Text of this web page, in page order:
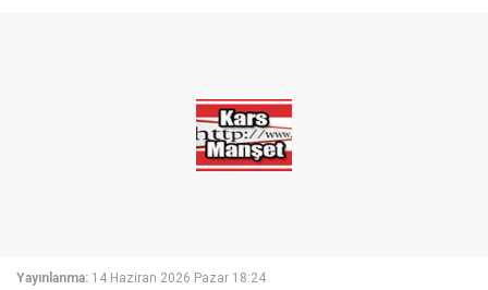
Yayınlanma: 14 Haziran 2026 Pazar 18:24